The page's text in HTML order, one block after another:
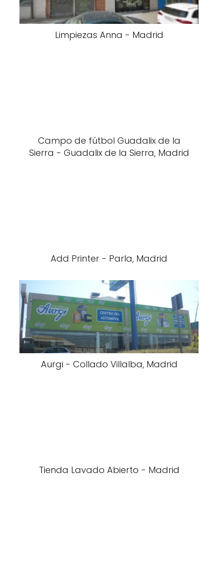
Limpiezas Anna - Madrid
Campo de fútbol Guadalix de la
Sierra - Guadalix de la Sierra, Madrid
Add Printer - Parla, Madrid
Aurgi - Collado Villalba, Madrid
Tienda Lavado Abierto - Madrid